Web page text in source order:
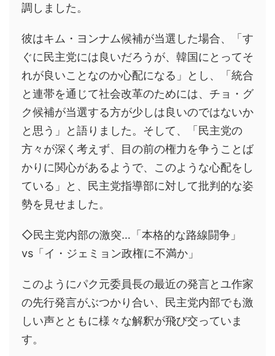
調しました。
彼はキム・ヨンナム候補が当選した場合、「す
ぐに民主党には良いだろうが、韓国にとってそ
れが良いことなのか心配になる」とし、「統合
と連帯を通じて社会改革のためには、チョ・グ
ク候補が当選する方が少しは良いのではないか
と思う」と語りました。そして、「民主党の
方々が深く考えず、目の前の権力を争うことば
かりに関心があるようで、このような心配をし
ている」と、民主党指導部に対して批判的な姿
勢を見せました。
◇民主党内部の激突…「本格的な路線闘争」
vs「イ・ジェミョン政権に不満か」
このようにパク元委員長の最近の発言とユ作家
の先行発言がぶつかり合い、民主党内部でも激
しい声とともに様々な解釈が飛び交っていま
す。